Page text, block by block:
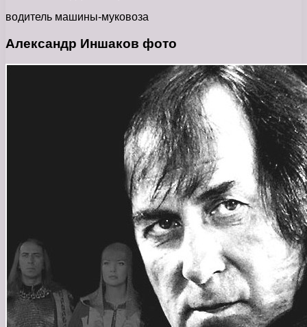
водитель машины-муковоза
Александр Иншаков фото